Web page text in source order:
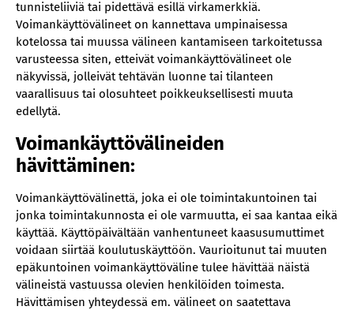
tunnisteliiviä tai pidettävä esillä virkamerkkiä.
Voimankäyttövälineet on kannettava umpinaisessa
kotelossa tai muussa välineen kantamiseen tarkoitetussa
varusteessa siten, etteivät voimankäyttövälineet ole
näkyvissä, jolleivät tehtävän luonne tai tilanteen
vaarallisuus tai olosuhteet poikkeuksellisesti muuta
edellytä.
Voimankäyttövälineiden
hävittäminen:
Voimankäyttövälinettä, joka ei ole toimintakuntoinen tai
jonka toimintakunnosta ei ole varmuutta, ei saa kantaa eikä
käyttää. Käyttöpäivältään vanhentuneet kaasusumuttimet
voidaan siirtää koulutuskäyttöön. Vaurioitunut tai muuten
epäkuntoinen voimankäyttöväline tulee hävittää näistä
välineistä vastuussa olevien henkilöiden toimesta.
Hävittämisen yhteydessä em. välineet on saatettava